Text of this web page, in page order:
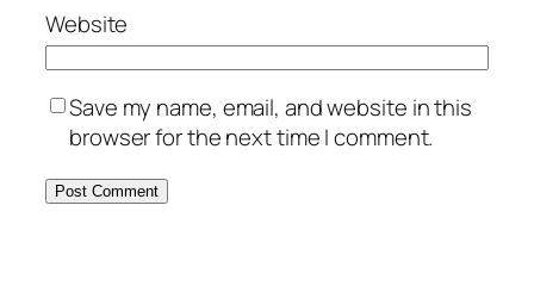
Website
Save my name, email, and website in this
browser for the next time I comment.